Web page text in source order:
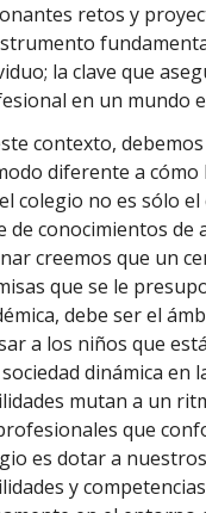
retos y
la clave que
en un mundo
contexto,
diferente a
colegio no es sólo
de conocimientos de
creemos que un
que se le
debe ser el
a los niños que
dinámica en
mutan a un
que
es dotar a
y